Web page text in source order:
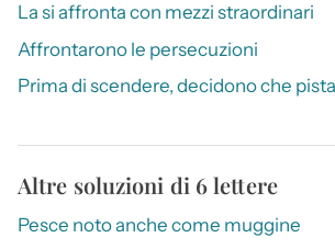
La si affronta con mezzi straordinari
Affrontarono le persecuzioni
Prima di scendere, decidono che
Altre soluzioni di 6 lettere
Pesce noto anche come muggine